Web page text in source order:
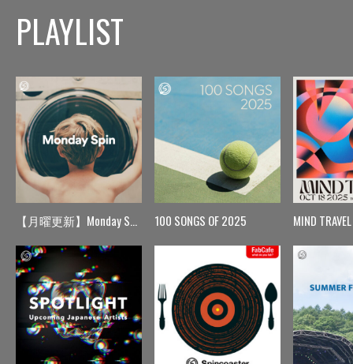
PLAYLIST
【月曜更新】Monday Spin 100 SONGS OF 2025 MIND TRAVEL